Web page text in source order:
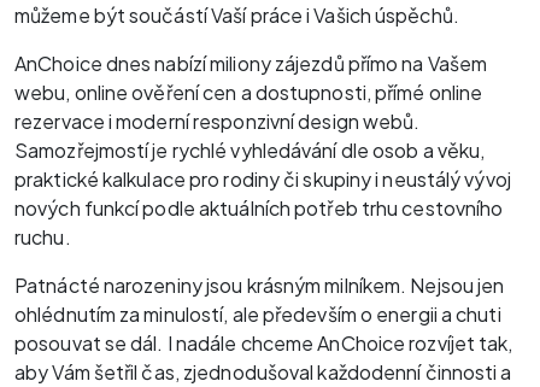
můžeme být součástí Vaší práce i Vašich úspěchů.
AnChoice dnes nabízí miliony zájezdů přímo na Vašem
webu, online ověření cen a dostupnosti, přímé online
rezervace i moderní responzivní design webů.
Samozřejmostí je rychlé vyhledávání dle osob a věku,
praktické kalkulace pro rodiny či skupiny i neustálý vývoj
nových funkcí podle aktuálních potřeb trhu cestovního
ruchu.
Patnácté narozeniny jsou krásným milníkem. Nejsou jen
ohlédnutím za minulostí, ale především o energii a chuti
posouvat se dál. I nadále chceme AnChoice rozvíjet tak,
aby Vám šetřil čas, zjednodušoval každodenní činnosti a